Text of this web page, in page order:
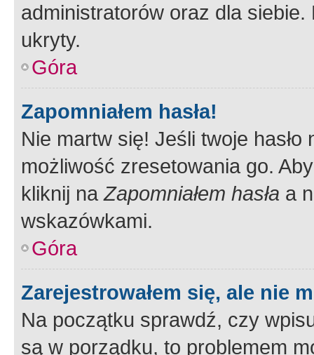
administratorów oraz dla
ukryty.
Góra
Zapomniałem hasła!
Nie martw się! Jeśli twoje
możliwość zresetowania go.
kliknij naZapomniałem hasła a
wskazówkami.
Góra
Zarejestrowałem się, ale nie
Na początku sprawdź, czy
są w porządku, to problemem